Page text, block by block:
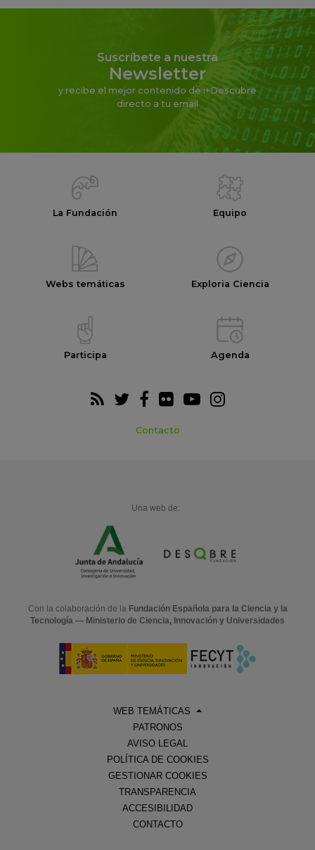
Suscríbete a nuestra
Newsletter
y recibe el mejor contenido de i+Descubre
directo a tu email
La Fundación Equipo
Webs temáticas Exploria Ciencia
Participa Agenda
Contacto
Una web de:
Con la colaboración de la Fundación Española para la Ciencia y la
Tecnología — Ministerio de Ciencia, Innovación y Universidades
WEB TEMÁTICAS
PATRONOS
AVISO LEGAL
POLÍTICA DE COOKIES
GESTIONAR COOKIES
TRANSPARENCIA
ACCESIBILIDAD
CONTACTO